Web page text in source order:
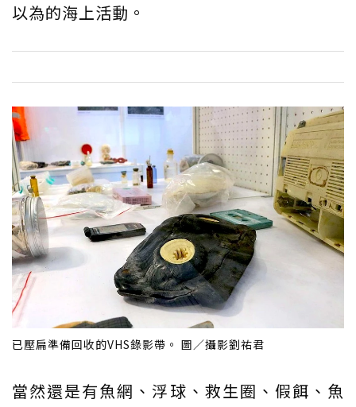
以為的海上活動。
已壓扁準備回收的VHS錄影帶。 圖／攝影劉祐君
當然還是有魚網、浮球、救生圈、假餌、魚